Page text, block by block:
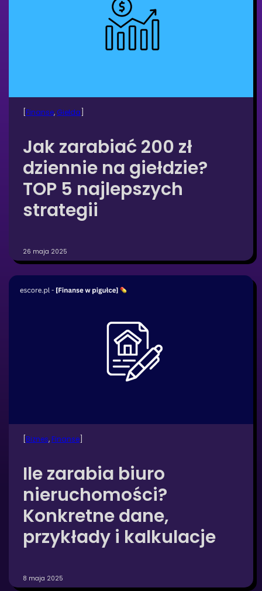
Finanse, Giełda
Jak zarabiać 200 zł
dziennie na giełdzie?
TOP 5 najlepszych
strategii
26 maja 2025
Biznes, Finanse
Ile zarabia biuro
nieruchomości?
Konkretne dane,
przykłady i kalkulacje
8 maja 2025